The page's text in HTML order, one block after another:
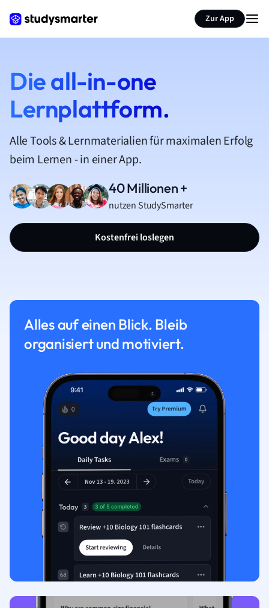
Zur App
Die all-in-one
Lernplattform.
Alle Tools & Lernmaterialien für maximalen Erfolg
beim Lernen - in einer App.
40 Millionen +
nutzen StudySmarter
Kostenfrei loslegen
Alles auf einen Blick. Bleib
organisiert und motiviert.